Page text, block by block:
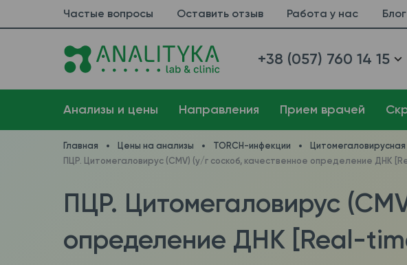
Частые вопросы Оставить отзыв Работа у нас Блог
+38 (057) 760 14 15
Анализы и цены Направления Прием врачей
Главная Цены на анализы TORCH-инфекции
ПЦР. Цитомегаловирус (CMV) (у/г соскоб, качественное определение ДНК
ПЦР. Цитомегаловирус
определение ДНК [Real-